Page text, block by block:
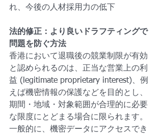
れ、今後の人材採用力の低下
法的修正：より良いドラフティングで
問題を防ぐ方法
香港において退職後の競業制限が有効
と認められるのは、正当な営業上の利
益 (legitimate proprietary interest)、例
えば機密情報の保護などを目的とし、
期間・地域・対象範囲が合理的に必要
な限度にとどまる場合に限られます。
一般的に、機密データにアクセスでき